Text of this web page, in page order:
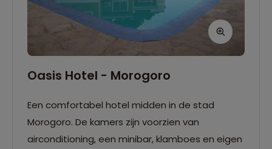
Oasis Hotel - Morogoro
Een comfortabel hotel midden in de stad
Morogoro. De kamers zijn voorzien van
airconditioning, een minibar, klamboes en eigen